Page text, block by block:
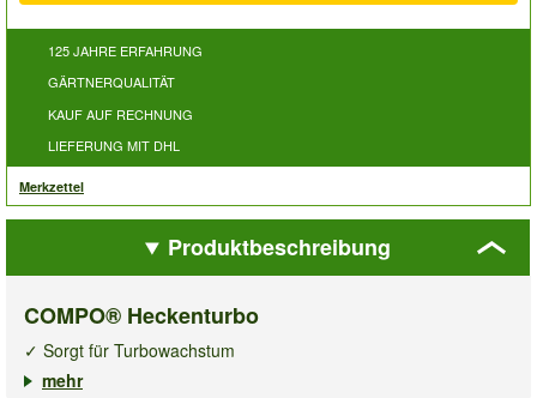
125 JAHRE ERFAHRUNG
GÄRTNERQUALITÄT
KAUF AUF RECHNUNG
LIEFERUNG MIT DHL
Merkzettel
Produktbeschreibung
COMPO® Heckenturbo
✓ Sorgt für Turbowachstum
✓ Für Nadel- und Laubgehölze
mehr